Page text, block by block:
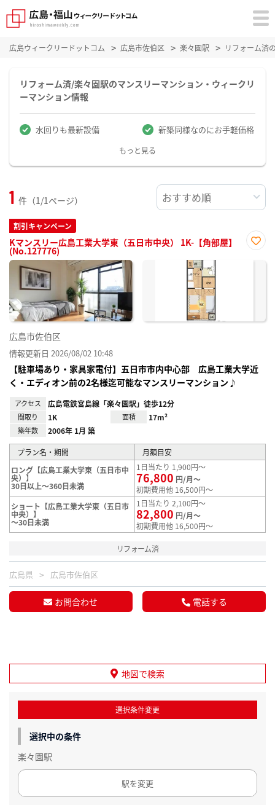
広島ウィークリードットコム 広島市佐伯区 楽々園駅 リフォーム済
リフォーム済/楽々園駅のマンスリーマンション・ウィークリ
ーマンション情報
水回りも最新設備 新築同様なのにお手軽価格
もっと見る
1 件（1/1ページ）
割引キャンペーン
Kマンスリー広島工業大学東（五日市中央） 1K-【角部屋】
(No.127776)
に入
広島市佐伯区
情報更新日 2026/08/02 10:48
【駐車場あり・家具家電付】五日市市内中心部 広島工業大学近
く・エディオン前の2名様迄可能なマンスリーマンション♪
アクセス 広島電鉄宮島線「楽々園駅」徒歩12分
間取り 1K 面積 17m²
築年数 2006年 1月 築
プラン名・期間
月額目安
ロング【広島工業大学東（五日市中
央）】
30日以上～360日未満
1日当たり 1,900円～
76,800 円/月～
初期費用他 16,500円～
ショート【広島工業大学東（五日市
中央）】
～30日未満
1日当たり 2,100円～
82,800 円/月～
初期費用他 16,500円～
リフォーム済
広島県 広島市佐伯区
お問合わせ 電話する
地図で検索
選択条件変更
選択中の条件
楽々園駅
駅を変更